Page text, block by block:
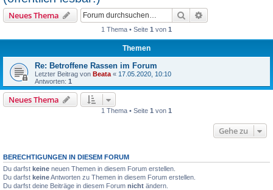
Neues Thema Suche
1 Thema • Seite 1 von 1
Themen
Re: Betroffene Rassen im Forum
Letzter Beitrag von Beata « 17.05.2020, 10:10
Antworten: 1
Neues Thema
1 Thema • Seite 1 von 1
Gehe zu
BERECHTIGUNGEN IN DIESEM FORUM
Du darfst keine neuen Themen in diesem Forum erstellen.
Du darfst keineAntworten zu Themen in diesem Forum erstellen.
Du darfst deine Beiträge in diesem Forum nicht ändern.